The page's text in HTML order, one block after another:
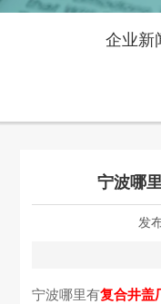
企业新
宁波哪
发
宁波哪里有复合井盖